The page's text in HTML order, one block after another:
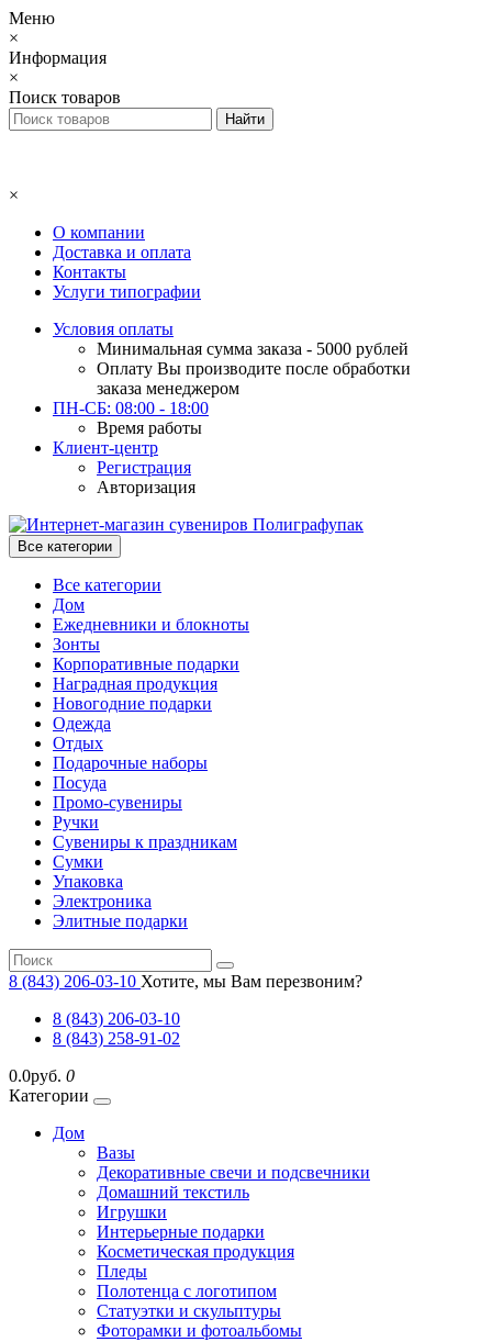
Меню
×
Информация
×
Поиск товаров
×
О компании
Доставка и оплата
Контакты
Услуги типографии
Условия оплаты
Минимальная сумма заказа - 5000 рублей
Оплату Вы производите после обработки
заказа менеджером
ПН-СБ: 08:00 - 18:00
Время работы
Клиент-центр
Регистрация
Авторизация
Все категории
Все категории
Дом
Ежедневники и блокноты
Зонты
Корпоративные подарки
Наградная продукция
Новогодние подарки
Одежда
Отдых
Подарочные наборы
Посуда
Промо-сувениры
Ручки
Сувениры к праздникам
Сумки
Упаковка
Электроника
Элитные подарки
8 (843) 206-03-10 Хотите, мы Вам перезвоним?
8 (843) 206-03-10
8 (843) 258-91-02
0.0руб. 0
Категории
Дом
Вазы
Декоративные свечи и подсвечники
Домашний текстиль
Игрушки
Интерьерные подарки
Косметическая продукция
Пледы
Полотенца с логотипом
Статуэтки и скульптуры
Фоторамки и фотоальбомы